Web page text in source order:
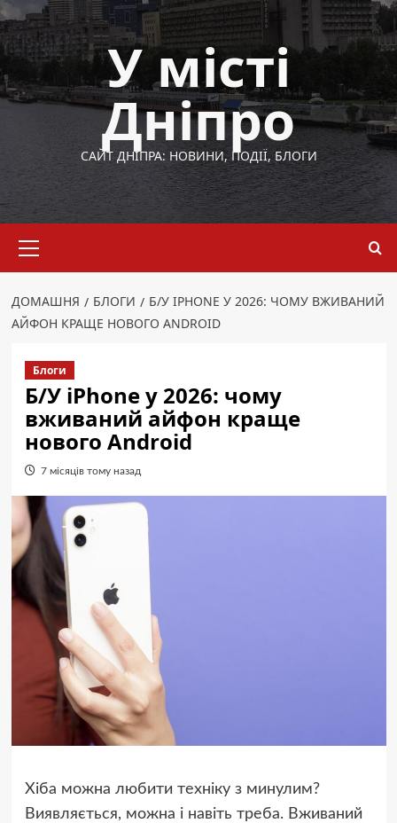
Перейти
до
вмісту
У місті
Дніпро
САЙТ ДНІПРА: НОВИНИ, ПОДІЇ, БЛОГИ
меню
ДОМАШНЯ БЛОГИ
Б/У IPHONE У 2026: ЧОМУ ВЖИВАНИЙ
АЙФОН КРАЩЕ НОВОГО ANDROID
Блоги
Б/У iPhone у 2026: чому
вживаний айфон краще
нового Android
7 місяців тому назад
Хіба можна любити техніку з минулим?
Виявляється, можна і навіть треба. Вживаний